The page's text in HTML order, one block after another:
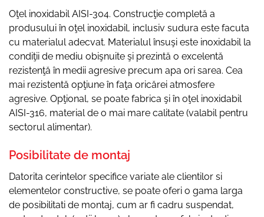
Oţel inoxidabil AISI-304. Construcţie completă a
produsului în oţel inoxidabil, inclusiv sudura este facuta
cu materialul adecvat. Materialul însuşi este inoxidabil la
condiţii de mediu obişnuite şi prezintă o excelentă
rezistenţă în medii agresive precum apa ori sarea. Cea
mai rezistentă opţiune în faţa oricărei atmosfere
agresive. Opţional, se poate fabrica şi în oţel inoxidabil
AISI-316, material de o mai mare calitate (valabil pentru
sectorul alimentar).
Posibilitate de montaj
Datorita cerintelor specifice variate ale clientilor si
elementelor constructive, se poate oferi o gama larga
de posibilitati de montaj, cum ar fi cadru suspendat,